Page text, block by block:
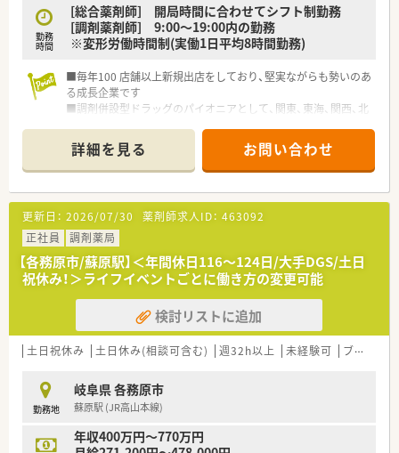
勤務
時間
[総合薬剤師] 開局時間に合わせてシフト制勤務
[調剤薬剤師] 9:00～19:00内の勤務
※変形労働時間制(実働1日平均8時間勤務)
■毎年100 店舗以上新規出店をしており、堅実ながらも勢いのあ
る成長企業です
■調剤併設型ドラッグのパイオニアとして、関東、東海、関西、北
■研修制度は様々なプランがあり、集合研修だけでなく任意で受
講可能な研修も幅広く用意されています
■店舗で活躍する従業員、社外で活躍する従業員、将来経営幹部
となる従業員など、薬剤師として様々な活躍ができるフィールド
を用意されています
■総合薬剤師・調剤薬剤師（土日休み・19時までの勤務）どちらか
の働き方を選択できます
■調剤併設型だけでなく「医療モール・クリニック併設店舗」「敷
地内薬局」「訪問調剤特化型店舗」など様々な店舗を運営してい
ます
■在宅医療にも積極的取り組んでおり「訪問調剤特化型店舗」を
50店舗以上、無菌調剤室は業界最多の51店舗設置しています
■「プラチナくるみん認定企業」「健康経営優良法人2023（大規模
法人部門）認定」等を取得し一人ひとりが働きやすい環境が整備
■充実した研修制度、人事制度、評価制度、キャリア支援制度等
があるのも特徴です
詳細を見る お問い合わせ
更新日： 2026/07/30 薬剤師求人ID： 463092
正社員
調剤薬局
【各務原市/蘇原駅】＜年間休日116～124日/大手DGS/土日
祝休み！＞ライフイベントごとに働き方の変更可能
検討リストに追加
土日祝休み 土日休み(相談可含む) 週32h以上 未経験可 ブランク可
勤務地
岐阜県 各務原市
蘇原駅 (JR高山本線)
年収400万円～770万円